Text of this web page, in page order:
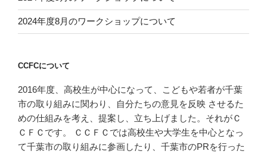
2024年度8月のワークショップについて
CCFCについて
2016年度、高校生が中心になって、こどもや若者が千葉
市の取り組みに関わり、自分たちの意見を反映 させるた
めの仕組みを考え、提案し、立ち上げました。それがＣ
ＣＦＣです。 ＣＣＦＣでは高校生や大学生を中心となっ
て千葉市の取り組みに参画したり、千葉市のPRを行った